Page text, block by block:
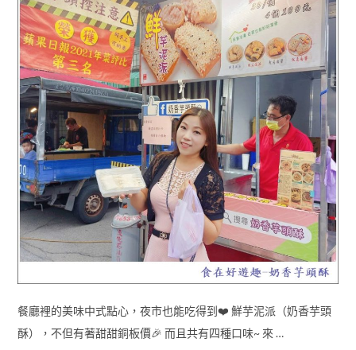
餐廳裡的美味中式點心，夜市也能吃得到❤️ 鮮芋泥派（奶香芋頭
酥），不但有著甜甜銅板價🎉 而且共有四種口味~ 來 …